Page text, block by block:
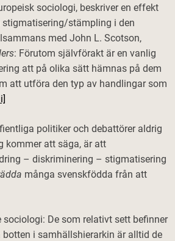
sociologi, beskriver en effekt
stämpling i den
med John L. Scotson,
: Förutom självförakt är en vanlig
att på olika sätt hämnas på dem
att utföra den typ av handlingar som
politiker och debattörer aldrig
kommer att säga, är att
– diskriminering – stigmatisering
många svenskfödda från att
sociologi: De som relativt sett befinner
i samhällshierarkin är alltid de